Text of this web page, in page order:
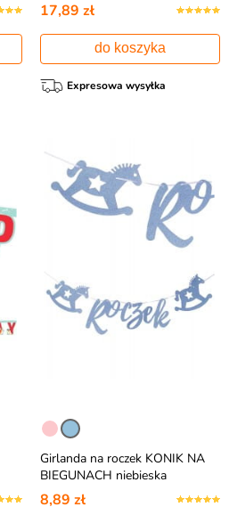
17,89 zł
do koszyka
Expresowa wysyłka
Girlanda na roczek KONIK NA
BIEGUNACH niebieska
8,89 zł